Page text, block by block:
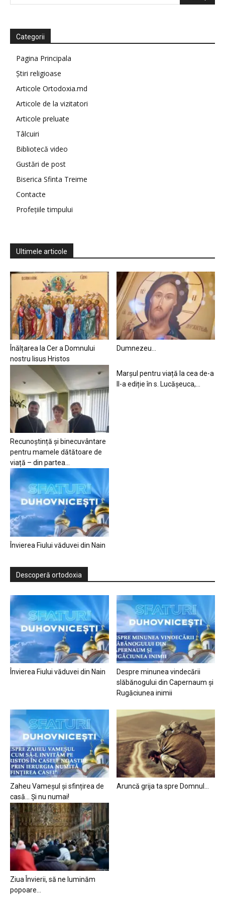
Categorii
Pagina Principala
Știri religioase
Articole Ortodoxia.md
Articole de la vizitatori
Articole preluate
Tâlcuiri
Bibliotecă video
Gustări de post
Biserica Sfinta Treime
Contacte
Profețiile timpului
Ultimele articole
Înălțarea la Cer a Domnului
nostru Iisus Hristos
Dumnezeu…
Recunoștință și binecuvântare
pentru mamele dătătoare de
viață – din partea...
Marșul pentru viață la cea de-a
II-a ediție în s. Lucășeuca,...
Învierea Fiului văduvei din Nain
Descoperă ortodoxia
Învierea Fiului văduvei din Nain
Despre minunea vindecării
slăbănogului din Capernaum și
Rugăciunea inimii
Zaheu Vameșul și sfințirea de
casă… Și nu numai!
Aruncă grija ta spre Domnul…
Ziua Învierii, să ne luminăm
popoare…